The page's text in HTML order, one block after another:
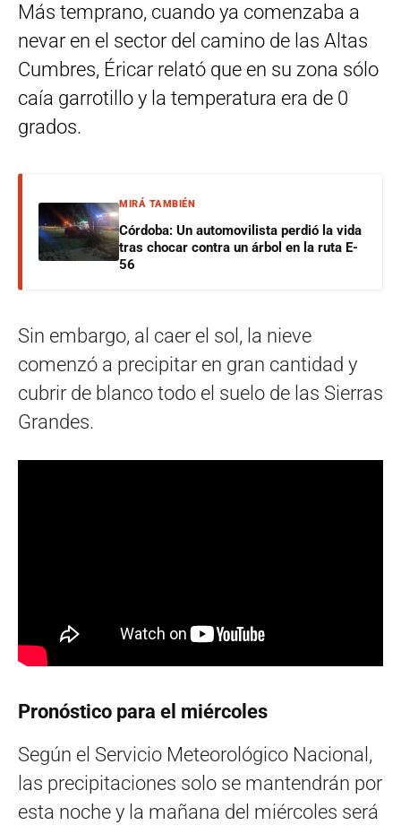
Más temprano, cuando ya comenzaba a
nevar en el sector del camino de las Altas
Cumbres, Éricar relató que en su zona sólo
caía garrotillo y la temperatura era de 0
grados.
MIRÁ TAMBIÉN
Córdoba: Un automovilista perdió la vida
tras chocar contra un árbol en la ruta E-
56
Sin embargo, al caer el sol, la nieve
comenzó a precipitar en gran cantidad y
cubrir de blanco todo el suelo de las Sierras
Grandes.
Pronóstico para el miércoles
Según el Servicio Meteorológico Nacional,
las precipitaciones solo se mantendrán por
esta noche y la mañana del miércoles será